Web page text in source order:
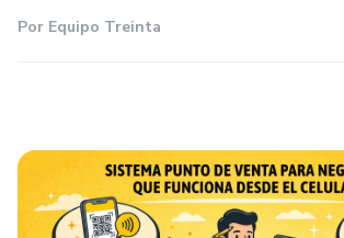
Por Equipo Treinta